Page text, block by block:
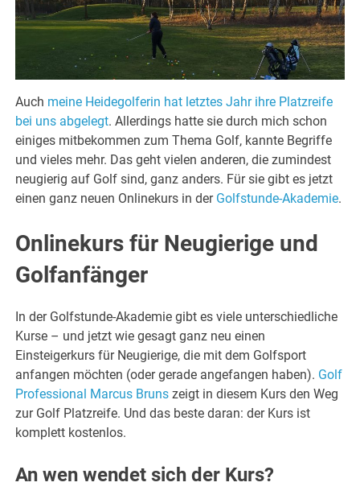
Auch meine Heidegolferin hat letztes Jahr ihre Platzreife
bei uns abgelegt. Allerdings hatte sie durch mich schon
einiges mitbekommen zum Thema Golf, kannte Begriffe
und vieles mehr. Das geht vielen anderen, die zumindest
neugierig auf Golf sind, ganz anders. Für sie gibt es jetzt
einen ganz neuen Onlinekurs in der Golfstunde-Akademie.
Onlinekurs für Neugierige und
Golfanfänger
In der Golfstunde-Akademie gibt es viele unterschiedliche
Kurse – und jetzt wie gesagt ganz neu einen
Einsteigerkurs für Neugierige, die mit dem Golfsport
anfangen möchten (oder gerade angefangen haben). Golf
Professional Marcus Bruns zeigt in diesem Kurs den Weg
zur Golf Platzreife. Und das beste daran: der Kurs ist
komplett kostenlos.
An wen wendet sich der Kurs?